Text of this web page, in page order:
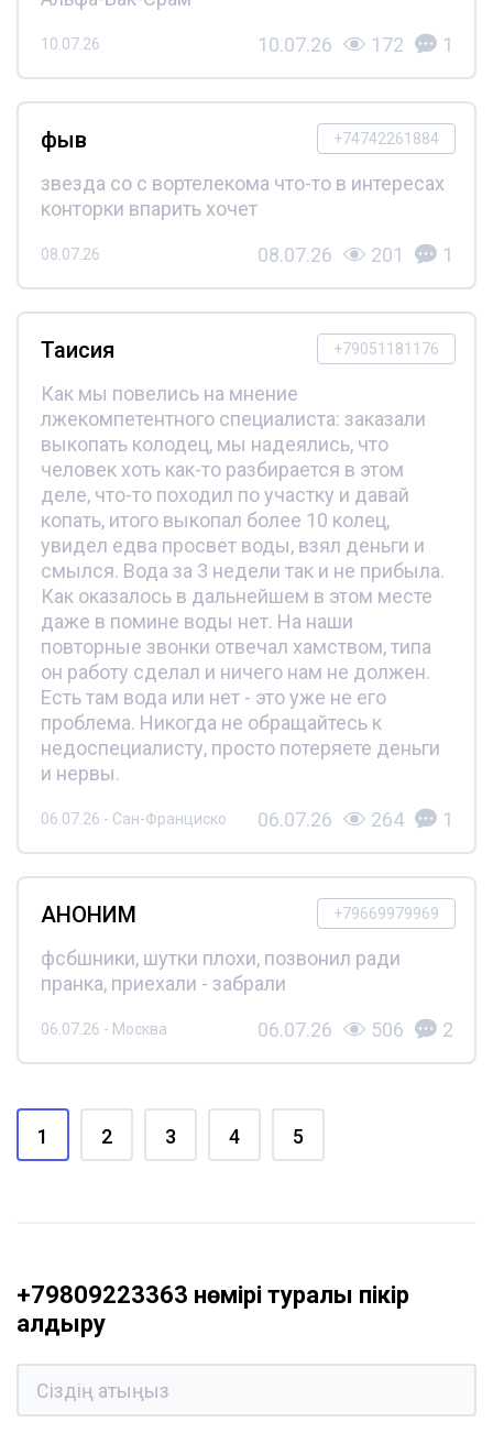
10.07.26 10.07.26 172 1
+74742261884
фыв
звезда со с вортелекома что-то в интересах
конторки впарить хочет
08.07.26 08.07.26 201 1
+79051181176
Таисия
Как мы повелись на мнение
лжекомпетентного специалиста: заказали
выкопать колодец, мы надеялись, что
человек хоть как-то разбирается в этом
деле, что-то походил по участку и давай
копать, итого выкопал более 10 колец,
увидел едва просвет воды, взял деньги и
смылся. Вода за 3 недели так и не прибыла.
Как оказалось в дальнейшем в этом месте
даже в помине воды нет. На наши
повторные звонки отвечал хамством, типа
он работу сделал и ничего нам не должен.
Есть там вода или нет - это уже не его
проблема. Никогда не обращайтесь к
недоспециалисту, просто потеряете деньги
и нервы.
06.07.26 - Сан-Франциско 06.07.26 264 1
+79669979969
АНОНИМ
фсбшники, шутки плохи, позвонил ради
пранка, приехали - забрали
06.07.26 - Москва 06.07.26 506 2
1 2 3 4 5
+79809223363 нөмірі туралы пікір
қалдыру